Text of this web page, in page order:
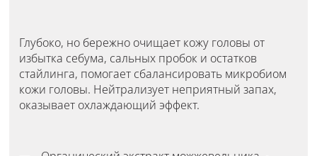
Глубоко, но бережно очищает кожу головы от
избытка себума, сальных пробок и остатков
стайлинга, помогает сбалансировать микробиом
кожи головы. Нейтрализует неприятный запах,
оказывает охлаждающий эффект.